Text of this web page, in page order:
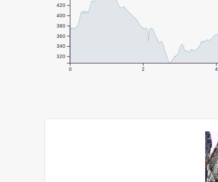
0 2 4
320
340
360
380
400
420